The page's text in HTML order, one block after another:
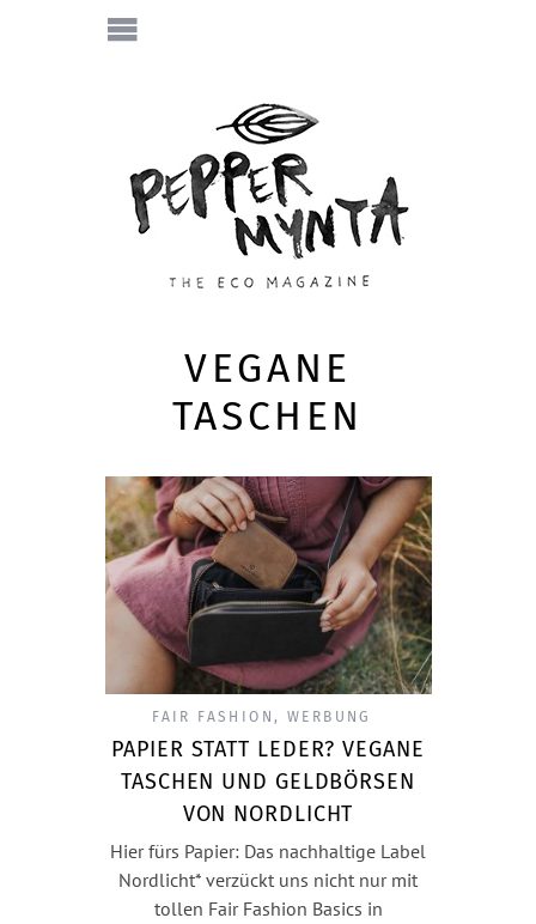
VEGANE
TASCHEN
FAIR FASHION, WERBUNG
PAPIER STATT LEDER? VEGANE
TASCHEN UND GELDBÖRSEN
VON NORDLICHT
Hier fürs Papier: Das nachhaltige Label
Nordlicht* verzückt uns nicht nur mit
tollen Fair Fashion Basics in